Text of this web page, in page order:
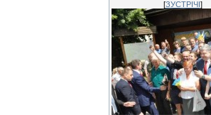
[ЗУСТРІЧІ]